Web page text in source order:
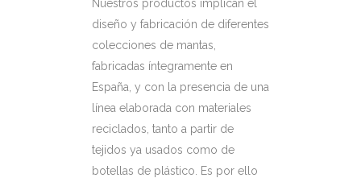
Nuestros productos implican el
diseño y fabricación de diferentes
colecciones de mantas,
fabricadas íntegramente en
España, y con la presencia de una
línea elaborada con materiales
reciclados, tanto a partir de
tejidos ya usados como de
botellas de plástico. Es por ello